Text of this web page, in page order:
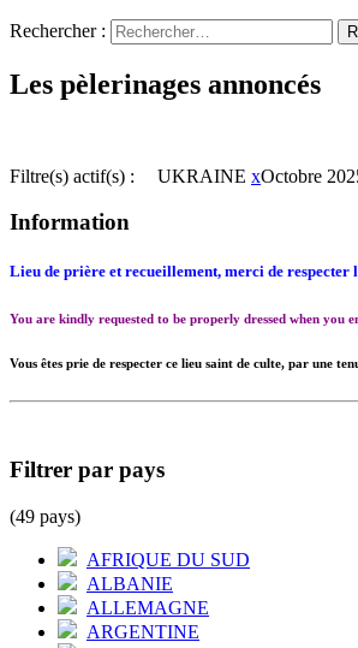
Rechercher :
Les pèlerinages annoncés
Filtre(s) actif(s) : UKRAINE xOctobre
Information
Lieu de prière et recueillement, merci de respecter
You are kindly requested to be properly dressed when
Vous êtes prie de respecter ce lieu saint de culte, par une
Filtrer par pays
(49 pays)
AFRIQUE DU SUD
ALBANIE
ALLEMAGNE
ARGENTINE